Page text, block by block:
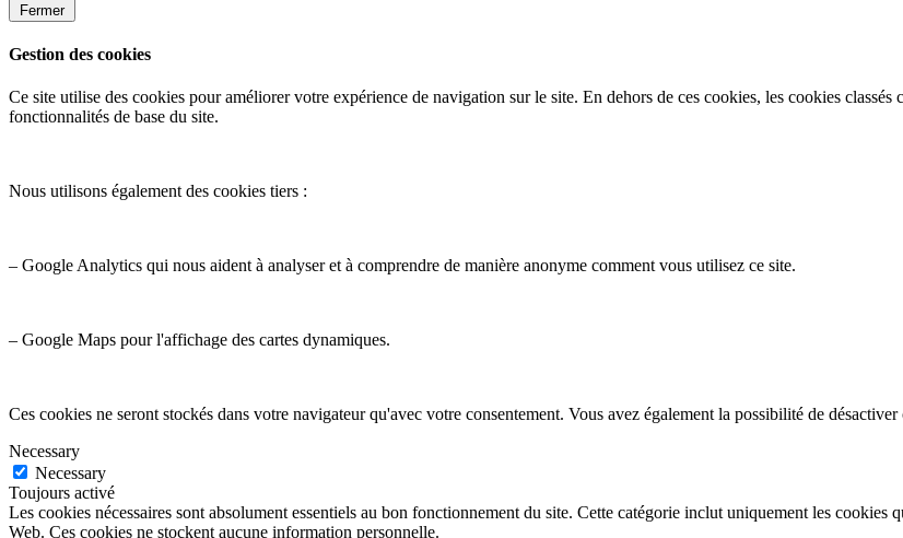
Fermer
Gestion des cookies
Ce site utilise des cookies pour améliorer votre expérience de navigation sur le site. En dehors de ces cookies, les cookies
fonctionnalités de base du site.
Nous utilisons également des cookies tiers :
– Google Analytics qui nous aident à analyser et à comprendre de manière anonyme comment vous utilisez ce site.
– Google Maps pour l'affichage des cartes dynamiques.
Ces cookies ne seront stockés dans votre navigateur qu'avec votre consentement. Vous avez également la possibilité de désactiver
Necessary
Necessary
Toujours activé
Les cookies nécessaires sont absolument essentiels au bon fonctionnement du site. Cette catégorie inclut uniquement les
Web. Ces cookies ne stockent aucune information personnelle.